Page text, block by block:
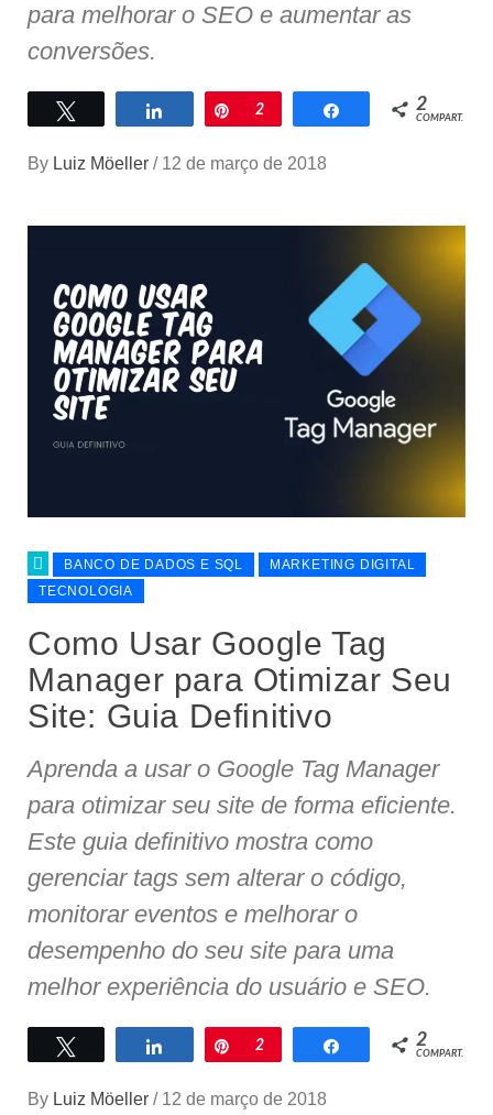
para melhorar o SEO e aumentar as
conversões.
Compartilhar
Pin
2 Compartilhar
2
COMPART.
By Luiz Möeller / 12 de março de 2018
BANCO DE DADOS E SQL
MARKETING DIGITAL
TECNOLOGIA
Como Usar Google Tag
Manager para Otimizar Seu
Site: Guia Definitivo
Aprenda a usar o Google Tag Manager
para otimizar seu site de forma eficiente.
Este guia definitivo mostra como
gerenciar tags sem alterar o código,
monitorar eventos e melhorar o
desempenho do seu site para uma
melhor experiência do usuário e SEO.
Compartilhar
Pin
2 Compartilhar
2
COMPART.
By Luiz Möeller / 12 de março de 2018